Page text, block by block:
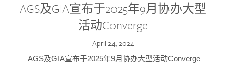
AGS及GIA宣布于2025年9月协办大型
活动Converge
April 24, 2024
AGS及GIA宣布于2025年9月协办大型活动Converge